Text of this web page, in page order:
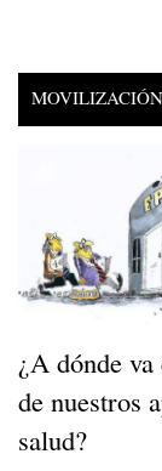
¿A dónde
de nuestros
salud?